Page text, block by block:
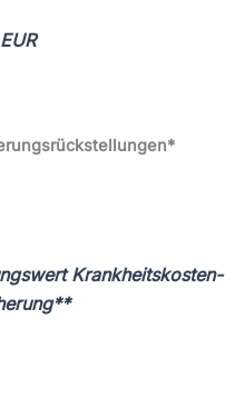
Krankheitskosten-